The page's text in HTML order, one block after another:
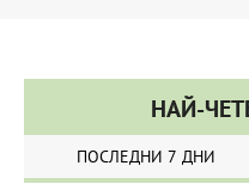
НАЙ-
ПОСЛЕДНИ 7 ДНИ